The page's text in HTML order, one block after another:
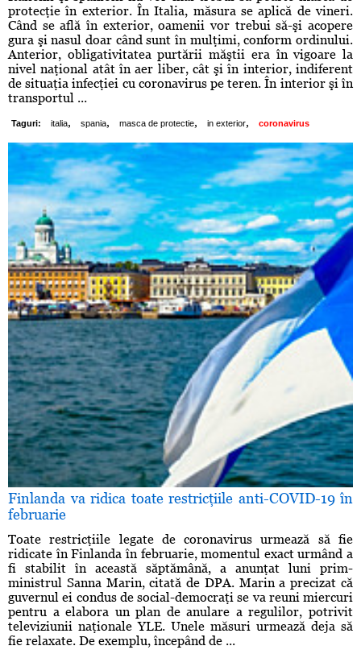
protecţie în exterior. În Italia, măsura se aplică de vineri.
Când se află în exterior, oamenii vor trebui să-şi acopere
gura şi nasul doar când sunt în mulţimi, conform ordinului.
Anterior, obligativitatea purtării măştii era în vigoare la
nivel naţional atât în aer liber, cât şi în interior, indiferent
de situaţia infecţiei cu coronavirus pe teren. În interior şi în
transportul ...
Taguri: italia, spania, masca de protectie, in exterior, coronavirus
Finlanda va ridica toate restricţiile anti-COVID-19 în
februarie
Toate restricţiile legate de coronavirus urmează să fie
ridicate în Finlanda în februarie, momentul exact urmând a
fi stabilit în această săptămână, a anunţat luni prim-
ministrul Sanna Marin, citată de DPA. Marin a precizat că
guvernul ei condus de social-democraţi se va reuni miercuri
pentru a elabora un plan de anulare a regulilor, potrivit
televiziunii naţionale YLE. Unele măsuri urmează deja să
fie relaxate. De exemplu, începând de ...